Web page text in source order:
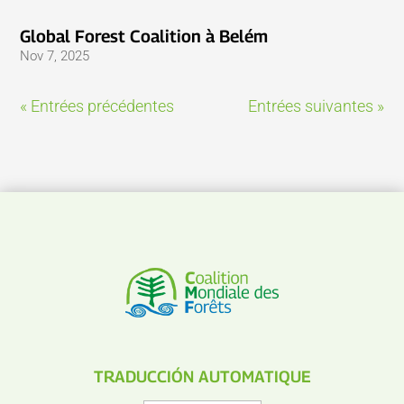
Global Forest Coalition à Belém
Nov 7, 2025
« Entrées précédentes Entrées suivantes »
TRADUCCIÓN AUTOMATIQUE